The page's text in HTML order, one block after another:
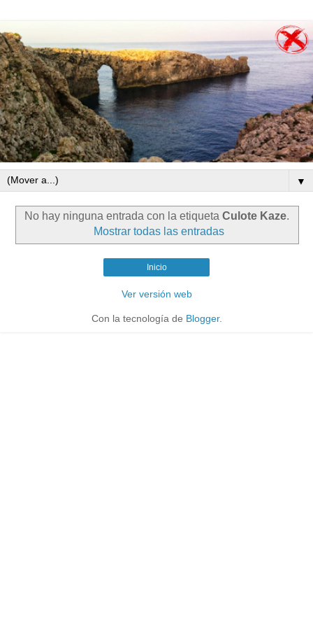
▼
No hay ninguna entrada con la etiqueta Culote Kaze.
Mostrar todas las entradas
Inicio
Ver versión web
Con la tecnología de Blogger.